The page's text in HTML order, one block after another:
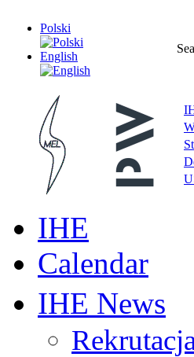
Polski
English
IHE
Calendar
IHE News